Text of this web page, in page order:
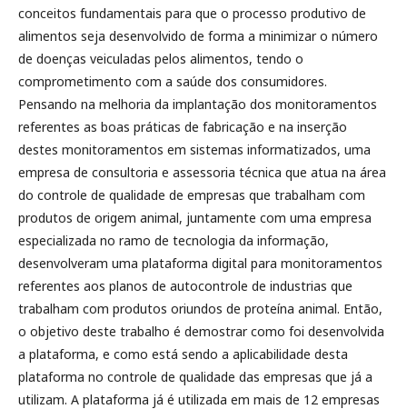
conceitos fundamentais para que o processo produtivo de
alimentos seja desenvolvido de forma a minimizar o número
de doenças veiculadas pelos alimentos, tendo o
comprometimento com a saúde dos consumidores.
Pensando na melhoria da implantação dos monitoramentos
referentes as boas práticas de fabricação e na inserção
destes monitoramentos em sistemas informatizados, uma
empresa de consultoria e assessoria técnica que atua na área
do controle de qualidade de empresas que trabalham com
produtos de origem animal, juntamente com uma empresa
especializada no ramo de tecnologia da informação,
desenvolveram uma plataforma digital para monitoramentos
referentes aos planos de autocontrole de industrias que
trabalham com produtos oriundos de proteína animal. Então,
o objetivo deste trabalho é demostrar como foi desenvolvida
a plataforma, e como está sendo a aplicabilidade desta
plataforma no controle de qualidade das empresas que já a
utilizam. A plataforma já é utilizada em mais de 12 empresas